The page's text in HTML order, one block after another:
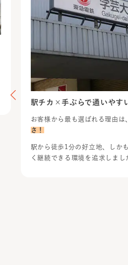
駅チカ×手ぶらで通いやす
お客様から最も選ばれる理由は
さ！
駅から徒歩1分の好立地、しか
く継続できる環境を追求しまし